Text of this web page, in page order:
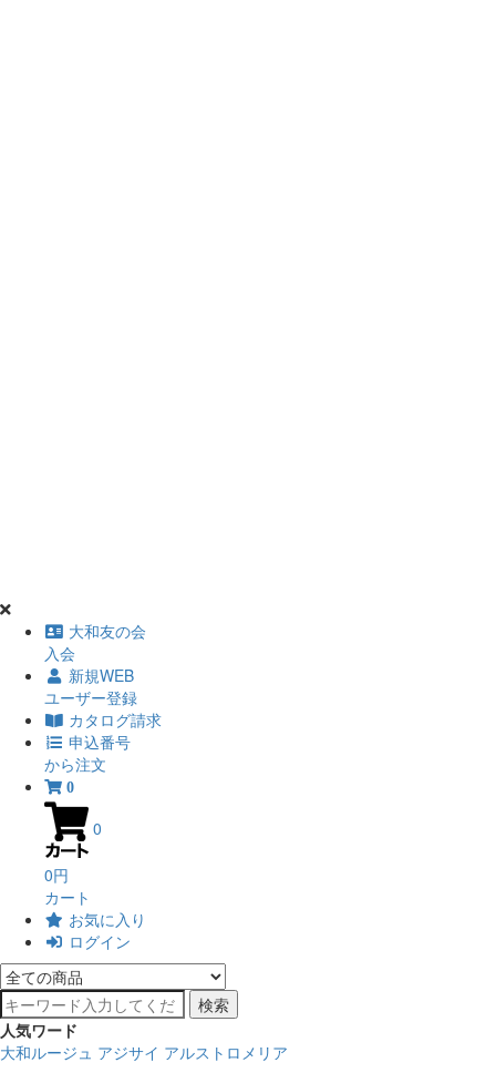
大和友の会
入会
新規WEB
ユーザー登録
カタログ請求
申込番号
から注文
0
0
0円
カート
お気に入り
ログイン
検索
人気ワード
大和ルージュ アジサイ アルストロメリア